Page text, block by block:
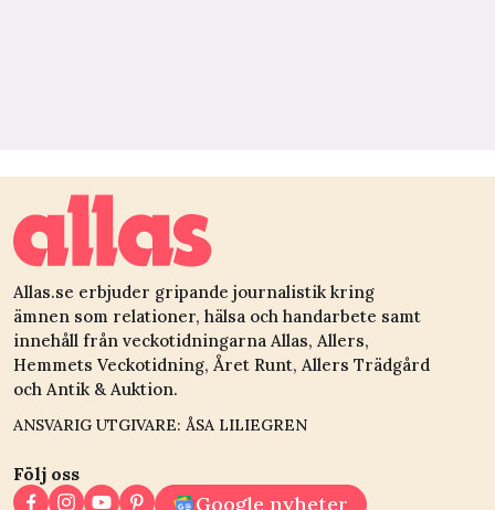
Allas.se erbjuder gripande journalistik kring
ämnen som relationer, hälsa och handarbete samt
innehåll från veckotidningarna Allas, Allers,
Hemmets Veckotidning, Året Runt, Allers Trädgård
och Antik & Auktion.
ANSVARIG UTGIVARE: ÅSA LILIEGREN
Följ oss
Google nyheter